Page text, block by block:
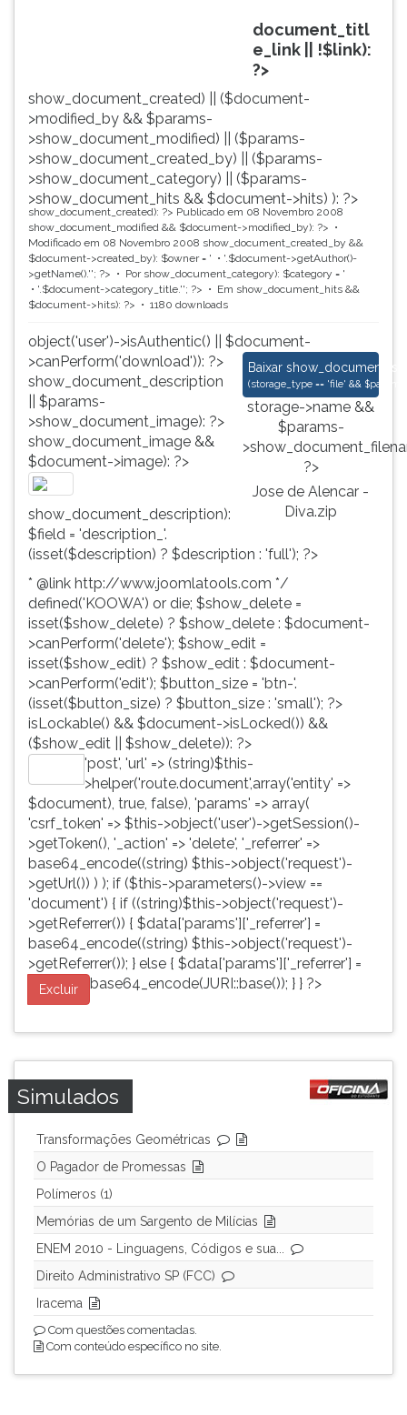
document_titl
e_link || !$link):
?>
show_document_created) || ($document-
>modified_by && $params-
>show_document_modified) || ($params-
>show_document_created_by) || ($params-
>show_document_category) || ($params-
>show_document_hits && $document->hits) ): ?>
show_document_created): ?> Publicado em 08 Novembro 2008
show_document_modified && $document->modified_by): ?>
Modificado em 08 Novembro 2008 show_document_created_by &&
$document->created_by): $owner = '
'.$document->getAuthor()-
>getName().''; ?> Por show_document_category): $category = '
'.$document->category_title.''; ?> Em show_document_hits &&
$document->hits): ?>
1180 downloads
object('user')->isAuthentic() || $document-
>canPerform('download')): ?>
Baixar Jose de Alencar -
(storage_type == 'file' &&
storage->name &&
$params-
?>
Jose de Alencar -
Diva.zip
show_document_description
|| $params-
>show_document_image): ?>
show_document_image &&
$document->image): ?>
show_document_description):
$field = 'description_'.
(isset($description) ? $description : 'full'); ?>
* @link http://www.joomlatools.com */
defined('KOOWA') or die; $show_delete =
isset($show_delete) ? $show_delete : $document-
>canPerform('delete'); $show_edit =
isset($show_edit) ? $show_edit : $document-
>canPerform('edit'); $button_size = 'btn-'.
(isset($button_size) ? $button_size : 'small'); ?>
isLockable() && $document->isLocked()) &&
($show_edit || $show_delete)): ?>
'post', 'url' => (string)$this-
>helper('route.document',array('entity' =>
$document), true, false), 'params' => array(
'csrf_token' => $this->object('user')->getSession()-
>getToken(), '_action' => 'delete', '_referrer' =>
base64_encode((string) $this->object('request')-
>getUrl()) ) ); if ($this->parameters()->view ==
'document') { if ((string)$this->object('request')-
>getReferrer()) { $data['params']['_referrer'] =
base64_encode((string) $this->object('request')-
>getReferrer()); } else { $data['params']['_referrer'] =
base64_encode(JURI::base()); } } ?>
Excluir
Simulados
Transformações Geométricas
O Pagador de Promessas
Polímeros (1)
Memórias de um Sargento de Milícias
ENEM 2010 - Linguagens, Códigos e sua...
Direito Administrativo SP (FCC)
Iracema
Com questões comentadas.
Com conteúdo específico no site.